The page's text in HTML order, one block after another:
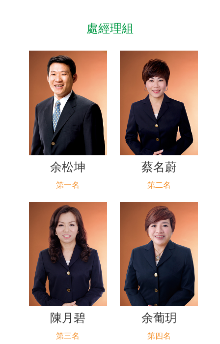
處經理組
余松坤
第一名
蔡名蔚
第二名
陳月碧
第三名
余葡玥
第四名